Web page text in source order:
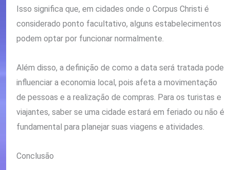
Isso significa que, em cidades onde o Corpus Christi é
considerado ponto facultativo, alguns estabelecimentos
podem optar por funcionar normalmente.
Além disso, a definição de como a data será tratada pode
influenciar a economia local, pois afeta a movimentação
de pessoas e a realização de compras. Para os turistas e
viajantes, saber se uma cidade estará em feriado ou não é
fundamental para planejar suas viagens e atividades.
Conclusão